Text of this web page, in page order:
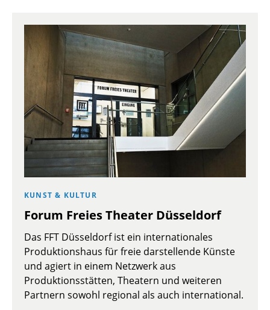
KUNST & KULTUR
Forum Freies Theater Düsseldorf
Das FFT Düsseldorf ist ein internationales
Produktionshaus für freie darstellende Künste
und agiert in einem Netzwerk aus
Produktionsstätten, Theatern und weiteren
Partnern sowohl regional als auch international.